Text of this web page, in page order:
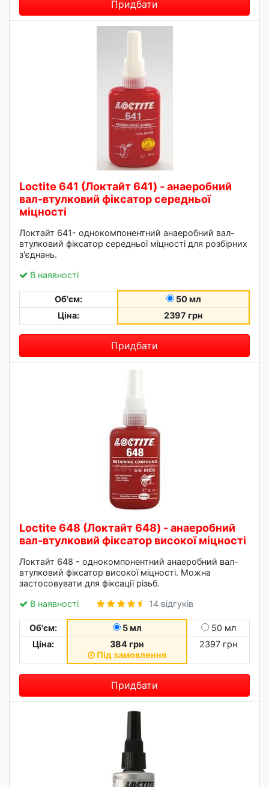
Придбати
Loctite 641 (Локтайт 641) - анаеробний
вал-втулковий фіксатор середньої
міцності
Локтайт 641- однокомпонентний анаеробний вал-
втулковий фіксатор середньої міцності для розбірних
з'єднань.
В наявності
Об'єм:
50 мл
Ціна:
2397 грн
Придбати
Loctite 648 (Локтайт 648) - анаеробний
вал-втулковий фіксатор високої міцності
Локтайт 648 - однокомпонентний анаеробний вал-
втулковий фіксатор високої міцності. Можна
застосовувати для фіксації різьб.
В наявності
14 відгуків
Об'єм: 5 мл
50 мл
Ціна:
384 грн
Під замовлення
2397 грн
Придбати